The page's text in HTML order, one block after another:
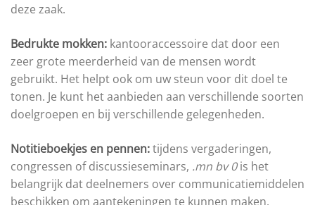
deze zaak.
Bedrukte mokken: kantooraccessoire dat door een
zeer grote meerderheid van de mensen wordt
gebruikt. Het helpt ook om uw steun voor dit doel te
tonen. Je kunt het aanbieden aan verschillende soorten
doelgroepen en bij verschillende gelegenheden.
Notitieboekjes en pennen:tijdens vergaderingen,
congressen of discussieseminars, .mn bv 0is het
belangrijk dat deelnemers over communicatiemiddelen
beschikken om aantekeningen te kunnen maken.